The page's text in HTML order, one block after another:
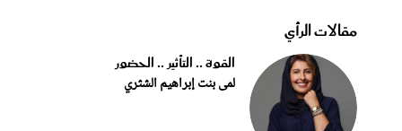
مقالات الرأي
القوة .. التأثير .. الحضور
لمى بنت إبراهيم الشثري